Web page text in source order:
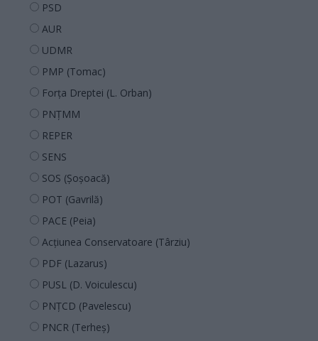
PSD
AUR
UDMR
PMP (Tomac)
Forța Dreptei (L. Orban)
PNȚMM
REPER
SENS
SOS (Șoșoacă)
POT (Gavrilă)
PACE (Peia)
Acțiunea Conservatoare (Târziu)
PDF (Lazarus)
PUSL (D. Voiculescu)
PNȚCD (Pavelescu)
PNCR (Terheș)